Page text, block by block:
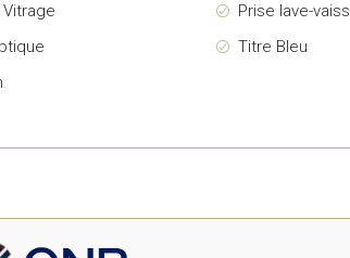
Prise lave-
Titre Bleu